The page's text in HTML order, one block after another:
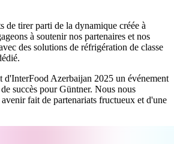
de tirer parti de la dynamique créée à
à soutenir nos partenaires et nos
des solutions de réfrigération de classe
Azerbaijan 2025 un événement
succès pour Güntner. Nous nous
fait de partenariats fructueux et d'une